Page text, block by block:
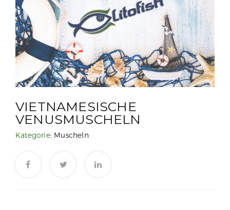
VIETNAMESISCHE
VENUSMUSCHELN
Kategorie: Muscheln